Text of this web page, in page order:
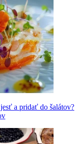
a pridať do šalátov?